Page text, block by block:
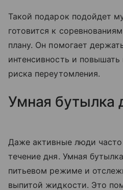
Такой подарок подойдет
готовится к
плану. Он помогает
интенсивность и повышать
риска переутомления.
Умная бутылка
Даже активные люди
течение дня. Умная
питьевом режиме и
выпитой жидкости. Это